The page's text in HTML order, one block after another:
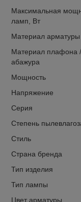
Максимальная
ламп, Вт
Материал арматуры
Материал плафона /
абажура
Мощность
Напряжение
Серия
Степень
Стиль
Страна бренда
Тип изделия
Тип лампы
Цвет арматуры